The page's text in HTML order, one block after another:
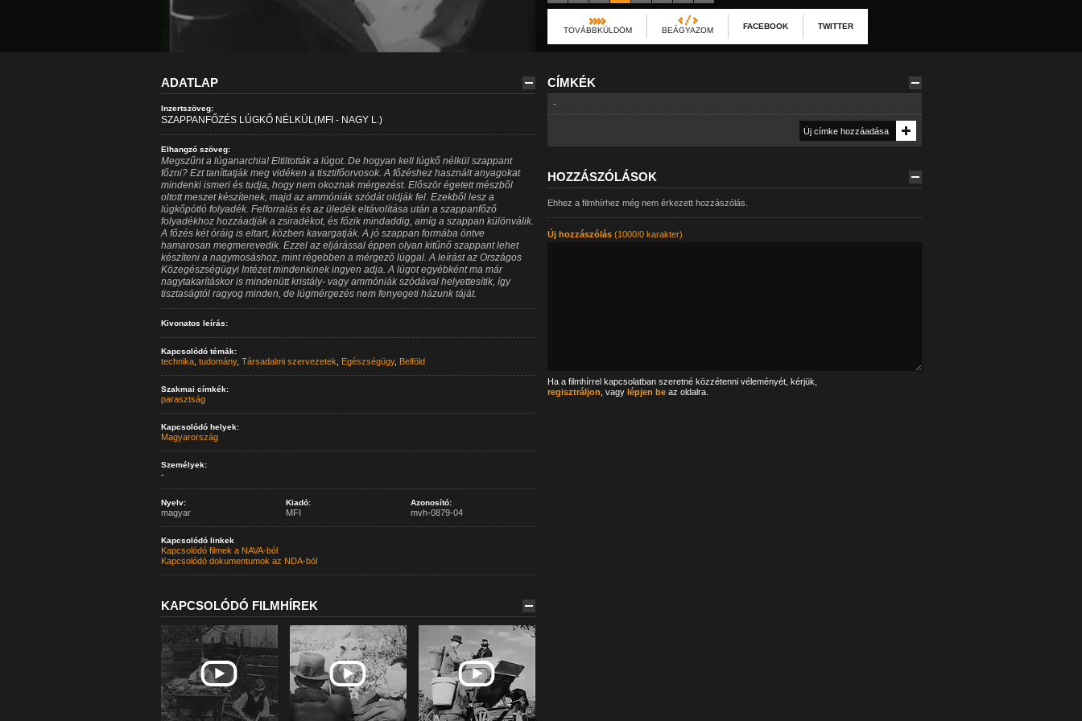
TOVÁBBKÜLDÖM BEÁGYAZOM FACEBOOK TWITTER
ADATLAP
Inzertszöveg:
SZAPPANFŐZÉS LÚGKŐ NÉLKÜL(MFI - NAGY L.)
Elhangzó szöveg:
Megszűnt a lúganarchia! Eltiltották a lúgot. De hogyan kell lúgkő nélkül szappant
főzni? Ezt taníttatják meg vidéken a tisztifőorvosok. A főzéshez használt anyagokat
mindenki ismeri és tudja, hogy nem okoznak mérgezést. Először égetett mészből
oltott meszet készítenek, majd az ammóniák szódát oldják fel. Ezekből lesz a
lúgkőpótló folyadék. Felforralás és az üledék eltávolítása után a szappanfőző
folyadékhoz hozzáadják a zsiradékot, és főzik mindaddig, amíg a szappan különválik.
A főzés két óráig is eltart, közben kavargatják. A jó szappan formába öntve
hamarosan megmerevedik. Ezzel az eljárással éppen olyan kitűnő szappant lehet
készíteni a nagymosáshoz, mint régebben a mérgező lúggal. A leírást az Országos
Közegészségügyi Intézet mindenkinek ingyen adja. A lúgot egyébként ma már
nagytakarításkor is mindenütt kristály- vagy ammóniák szódával helyettesítik, így
tisztaságtól ragyog minden, de lúgmérgezés nem fenyegeti házunk táját.
Kivonatos leírás:
Kapcsolódó témák:
technika, tudomány, Társadalmi szervezetek Egészségügy, Belföld
Szakmai címkék:
parasztság
Kapcsolódó helyek:
Magyarország
Személyek:
-
Nyelv:
magyar
Kiadó:
MFI
Azonosító:
mvh-0879-04
Kapcsolódó linkek
Kapcsolódó filmek a NAVA-ból
Kapcsolódó dokumentumok az NDA-ból
KAPCSOLÓDÓ FILMHÍREK
CÍMKÉK
-
HOZZÁSZÓLÁSOK
Ehhez a filmhírhez még nem érkezett hozzászólás.
Új hozzászólás(1000/0 karakter)
Ha a filmhírrel kapcsolatban szeretné közzétenni véleményét, kérjük,
regisztráljon , vagy lépjen beaz oldalra.